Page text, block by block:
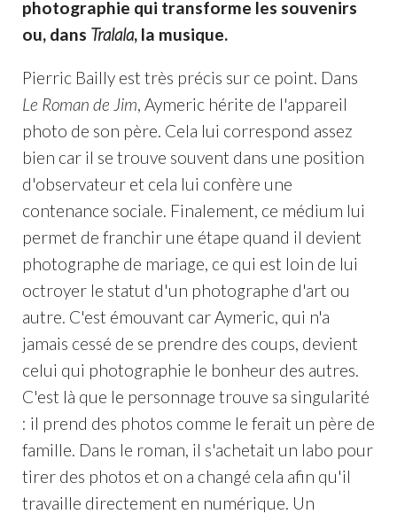
photographie qui transforme les souvenirs
ou, dans Tralala, la musique.
Pierric Bailly est très précis sur ce point. Dans
Le Roman de Jim, Aymeric hérite de l'appareil
photo de son père. Cela lui correspond assez
bien car il se trouve souvent dans une position
d'observateur et cela lui confère une
contenance sociale. Finalement, ce médium lui
permet de franchir une étape quand il devient
photographe de mariage, ce qui est loin de lui
octroyer le statut d'un photographe d'art ou
autre. C'est émouvant car Aymeric, qui n'a
jamais cessé de se prendre des coups, devient
celui qui photographie le bonheur des autres.
C'est là que le personnage trouve sa singularité
: il prend des photos comme le ferait un père de
famille. Dans le roman, il s'achetait un labo pour
tirer des photos et on a changé cela afin qu'il
travaille directement en numérique. Un